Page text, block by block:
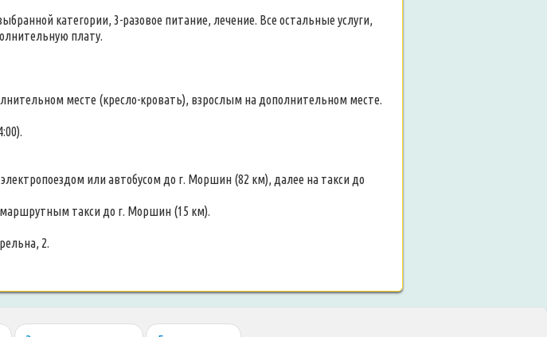
категории, 3-разовое питание, лечение. Все остальные услуги,
плату.
месте (кресло-кровать), взрослым на дополнительном месте.
или автобусом до г. Моршин (82 км), далее на такси до
такси до г. Моршин (15 км).
2.